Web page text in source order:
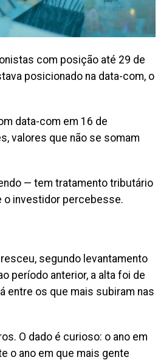
com posição até 29 de
posicionado na data-com, o
data-com em 16 de
valores que não se somam
— tem tratamento tributário
o investidor percebesse.
segundo levantamento
período anterior, a alta foi de
entre os que mais subiram nas
O dado é curioso: o ano em
o ano em que mais gente